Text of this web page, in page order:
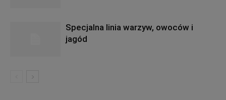
Specjalna linia warzyw, owoców i
jagód